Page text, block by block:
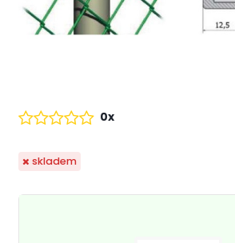
skladem
0x